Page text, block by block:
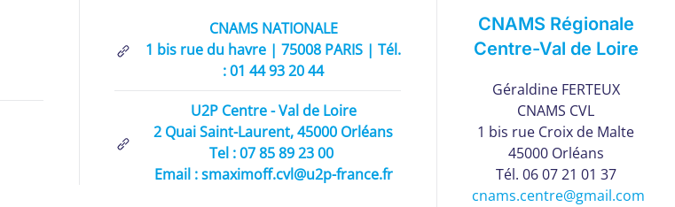
CNAMS NATIONALE
1 bis rue du havre | 75008 PARIS | Tél.
: 01 44 93 20 44
U2P Centre - Val de Loire
2 Quai Saint-Laurent, 45000 Orléans
Tel : 07 85 89 23 00
Email : smaximoff.cvl@u2p-france.fr
CNAMS Régionale
Centre-Val de Loire
Géraldine FERTEUX
CNAMS CVL
1 bis rue Croix de Malte
45000 Orléans
Tél. 06 07 21 01 37
cnams.centre@gmail.com